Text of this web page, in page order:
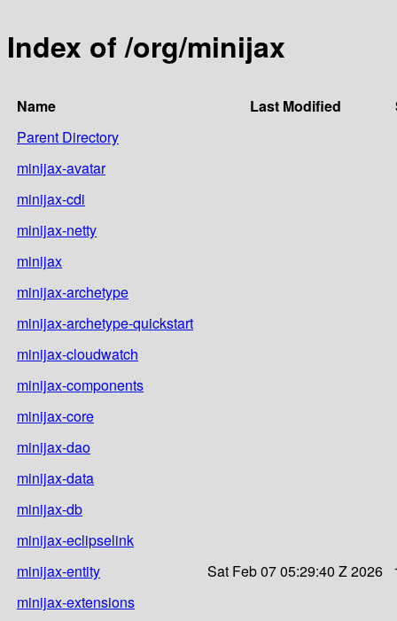
Index of /org/minijax
Name Last Modified
Parent Directory
minijax-avatar
minijax-cdi
minijax-netty
minijax
minijax-archetype
minijax-archetype-quickstart
minijax-cloudwatch
minijax-components
minijax-core
minijax-dao
minijax-data
minijax-db
minijax-eclipselink
minijax-entity
Sat Feb 07 05:29:40 Z 2026
minijax-extensions